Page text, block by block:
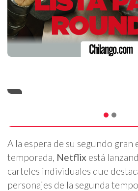
A la espera de su segundo gran
temporada, Netflix está
carteles individuales que
personajes de la segunda